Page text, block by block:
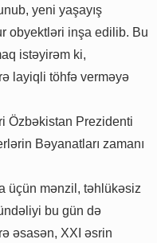
yeni yaşayış
obyektləri inşa edilib. Bu
istəyirəm ki,
layiqli töhfə verməyə
Özbəkistan Prezidenti
Bəyanatları zamanı
üçün mənzil, təhlükəsiz
bu gün də
əsasən, XXI əsrin